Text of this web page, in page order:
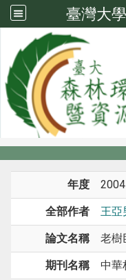
臺灣大
系所成員
系所成員
年度 2004
全部作者 王亞
論文名稱 老樹
期刊名稱 中華